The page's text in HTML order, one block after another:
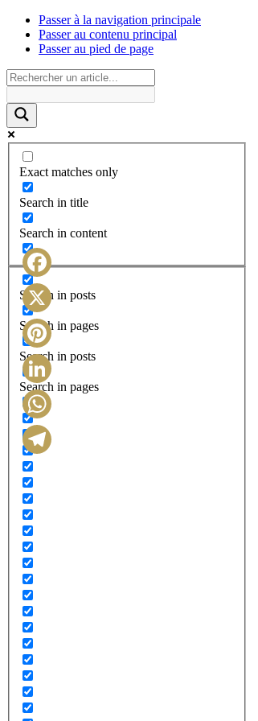
Passer à la navigation principale
Passer au contenu principal
Passer au pied de page
Exact matches only
Search in title
Search in content
Search in posts
Search in pages
Search in posts
Search in pages
Facebook
X
Pinterest
LinkedIn
WhatsApp
Telegram